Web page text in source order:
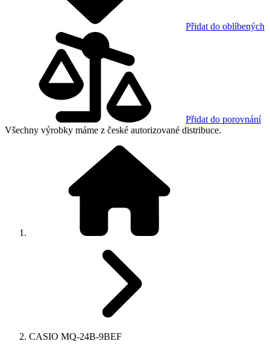
Přidat do oblíbených
Přidat do porovnání
Všechny výrobky máme z české autorizované distribuce.
CASIO MQ-24B-9BEF